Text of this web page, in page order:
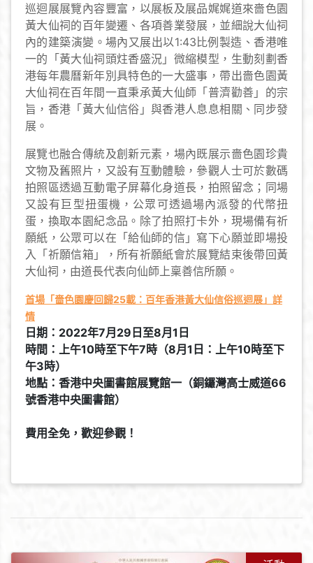
巡迴展展覽內容豐富，以展板及展品娓娓道來嗇色園
黃大仙祠的百年變遷、各項善業發展，並細說大仙祠
內的建築演變。場內又展出以1:43比例製造、香港唯
一的「黃大仙祠頭炷香盛況」微縮模型，生動刻劃香
港每年農曆新年別具特色的一大盛事，帶出嗇色園黃
大仙祠在百年間一直秉承黃大仙師「普濟勸善」的宗
旨，香港「黃大仙信俗」與香港人息息相關、同步發
展。
展覽也融合傳統及創新元素，場內既展示嗇色園珍貴
文物及舊照片，又設有互動體驗，參觀人士可於數碼
拍照區透過互動電子屏幕化身道長，拍照留念；同場
又設有巨型扭蛋機，公眾可透過場內派發的代幣扭
蛋，換取本園紀念品。除了拍照打卡外，現場備有祈
願紙，公眾可以在「給仙師的信」寫下心願並即場投
入「祈願信箱」，所有祈願紙會於展覽結束後帶回黃
大仙祠，由道長代表向仙師上稟善信所願。
首場「嗇色園慶回歸25載：百年香港黃大仙信俗巡迴展」詳
情
日期：2022年7月29日至8月1日
時間：上午10時至下午7時（8月1日：上午10時至下
午3時）
地點：香港中央圖書館展覽館一（銅鑼灣高士威道66
號香港中央圖書館）
費用全免，歡迎參觀！